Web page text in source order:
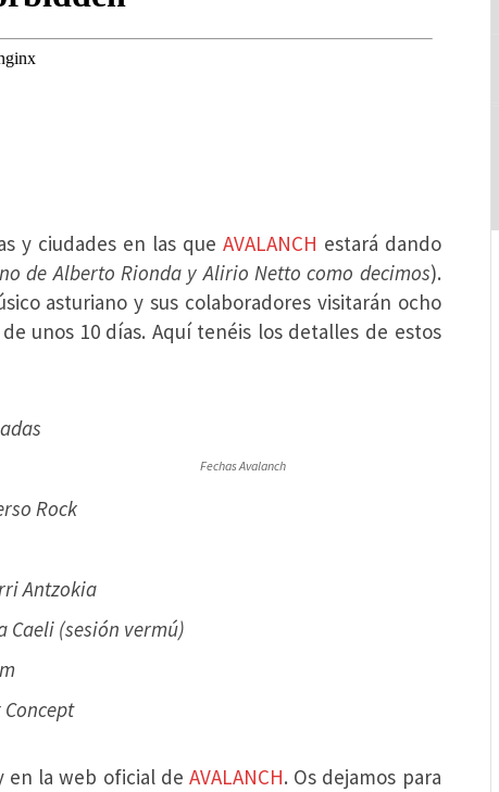
y ciudades en las que AVALANCH estará dando
de Alberto Rionda y Alirio Netto como decimos).
asturiano y sus colaboradores visitarán ocho
unos 10 días. Aquí tenéis los detalles de estos
Fechas Avalanch
Rock
Antzokia
Caeli (sesión vermú)
en la web oficial de AVALANCH. Os dejamos para